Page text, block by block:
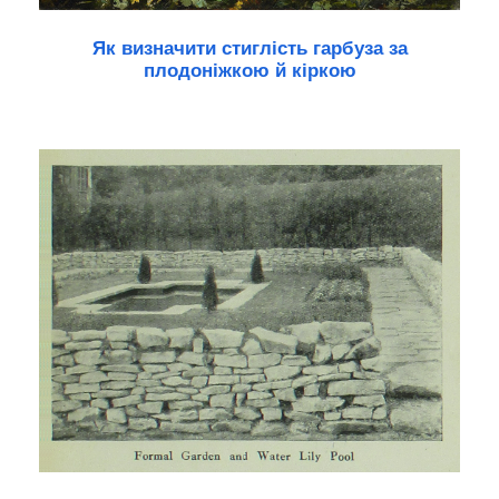
Як визначити стиглість гарбуза за
плодоніжкою й кіркою